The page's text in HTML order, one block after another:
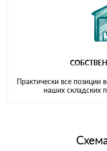
Практически все позиции
наших складских